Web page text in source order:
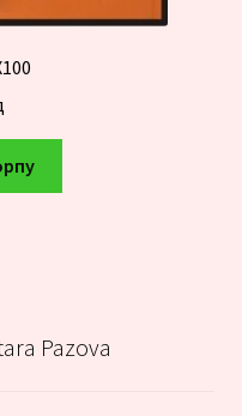
Pazova